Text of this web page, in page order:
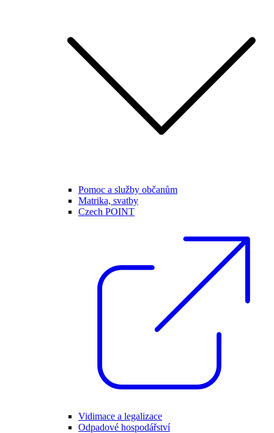
Pomoc a služby občanům
Matrika, svatby
Czech POINT
Vidimace a legalizace
Odpadové hospodářství